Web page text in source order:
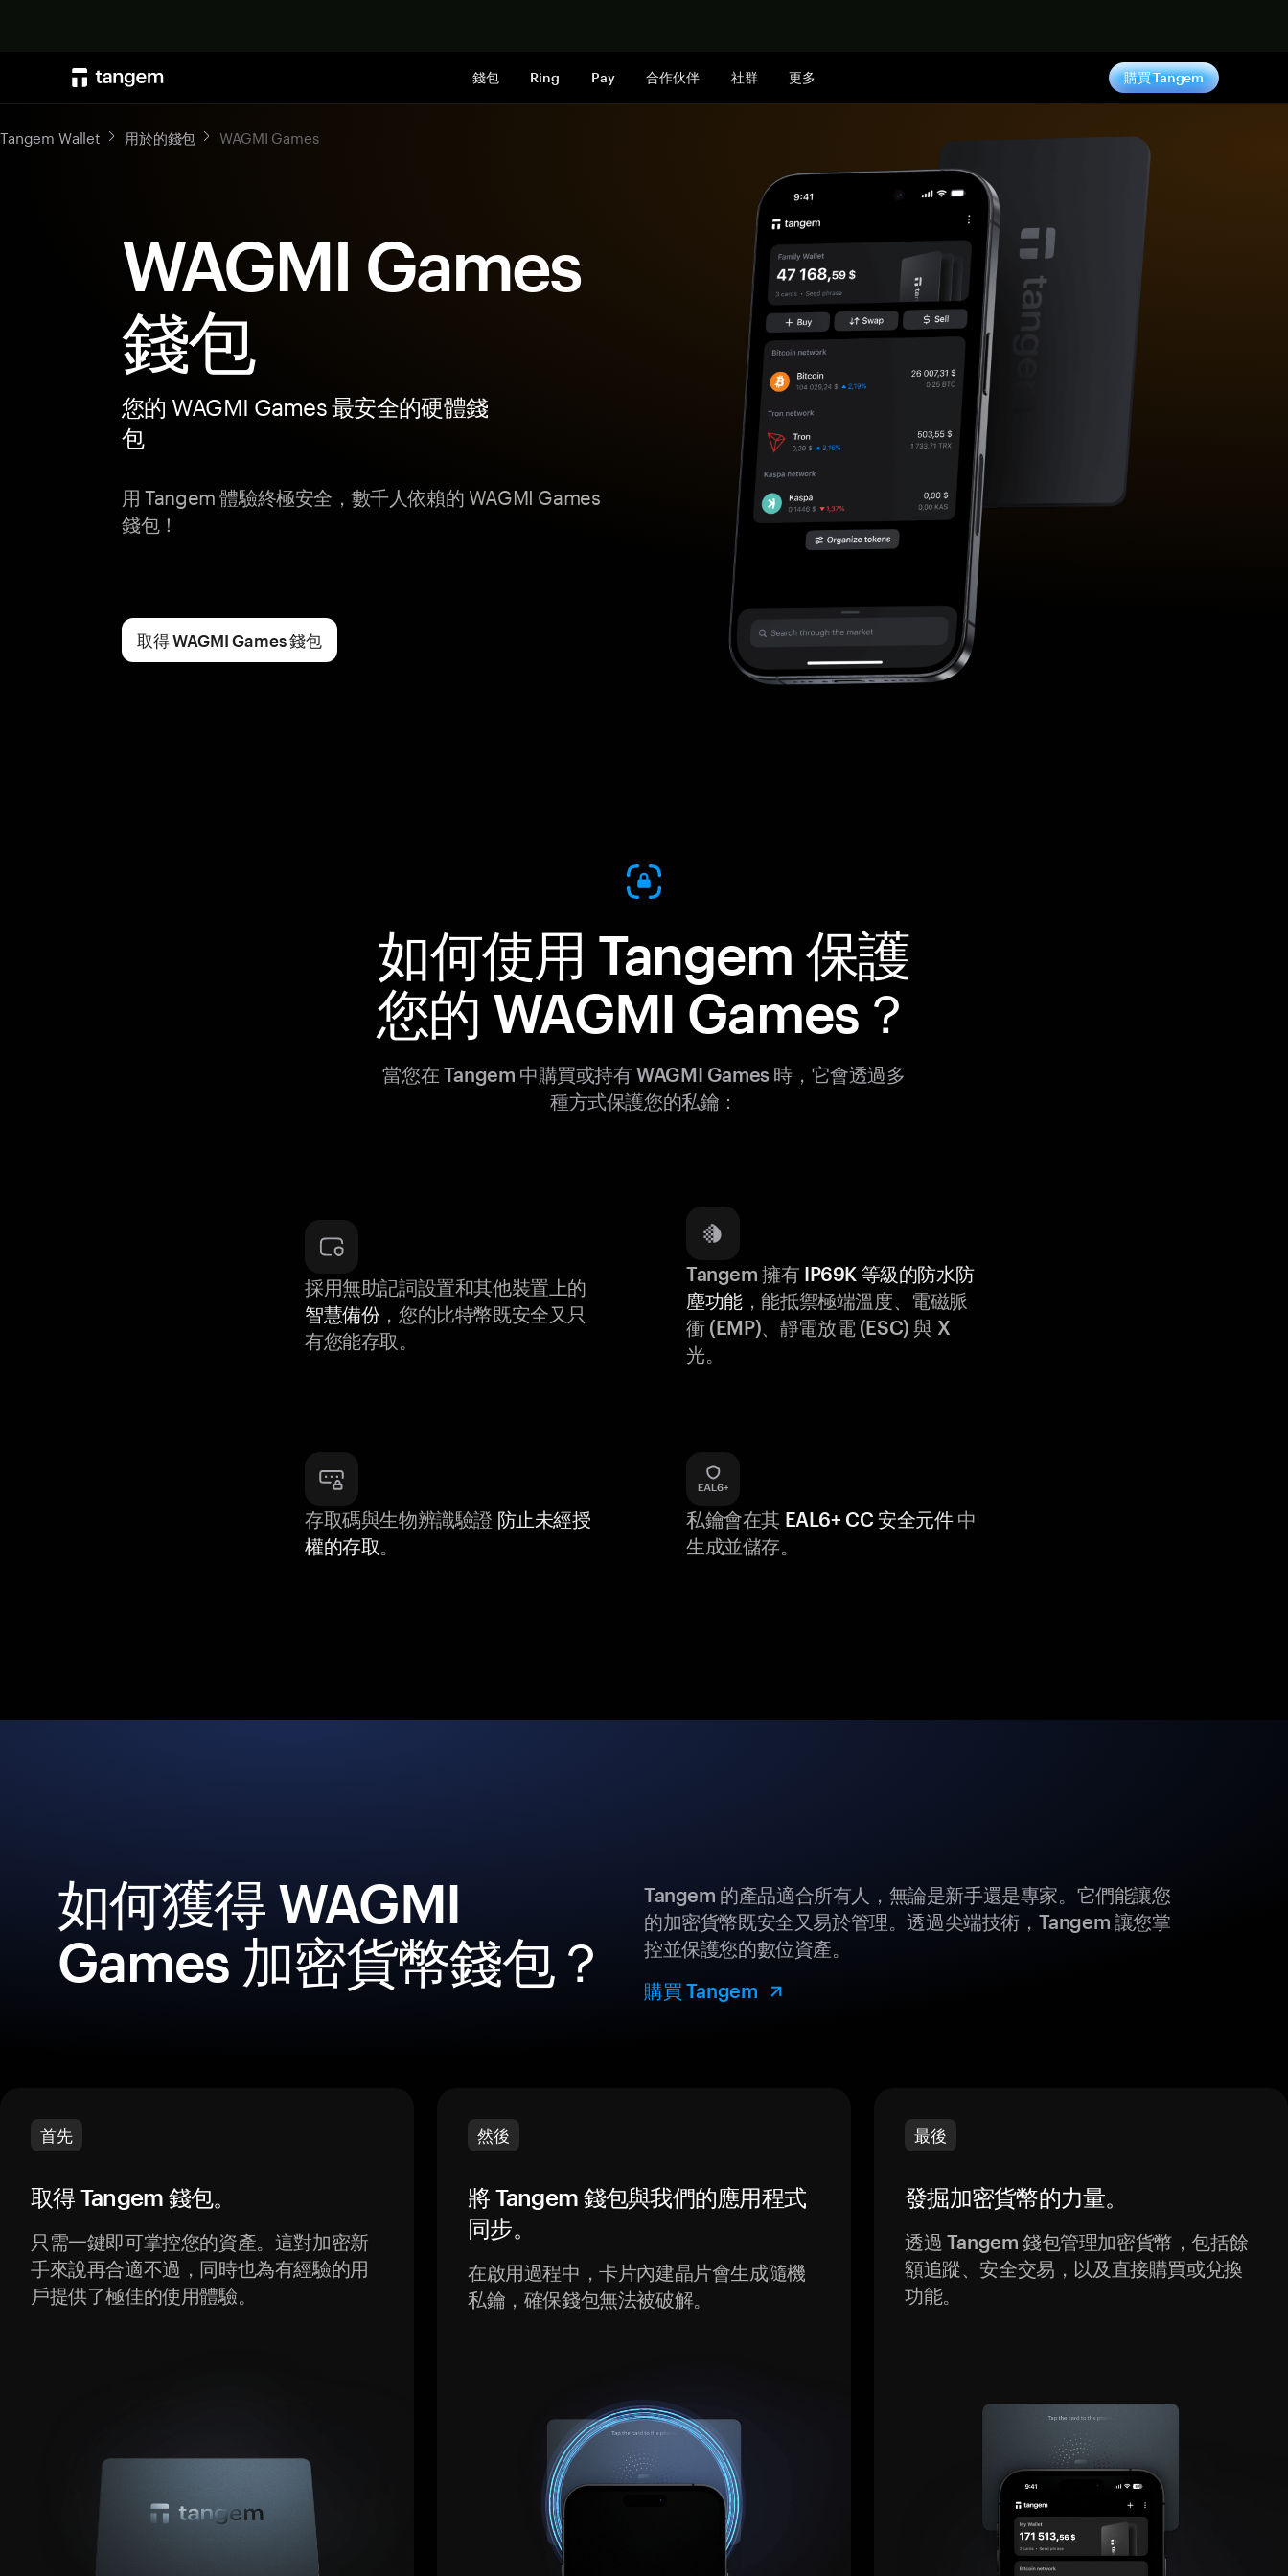
錢包 Ring Pay 合作伙伴 社群 更多 購買 Tangem
Tangem Wallet 用於的錢包 WAGMI Games
WAGMI Games
錢包
您的 WAGMI Games 最安全的硬體錢
包
用 Tangem 體驗終極安全，數千人依賴的 WAGMI Games
錢包！
取得 WAGMI Games 錢包
如何使用 Tangem 保護
您的 WAGMI Games？
當您在 Tangem 中購買或持有 WAGMI Games 時，它會透過多
種方式保護您的私鑰：
採用無助記詞設置和其他裝置上的
智慧備份，您的比特幣既安全又只
有您能存取。
Tangem 擁有 IP69K 等級的防水防
塵功能，能抵禦極端溫度、電磁脈
衝 (EMP)、靜電放電 (ESC) 與 X
光。
存取碼與生物辨識驗證 防止未經授
權的存取。
私鑰會在其 EAL6+ CC 安全元件中
生成並儲存。
如何獲得 WAGMI
Games 加密貨幣錢包？
Tangem 的產品適合所有人，無論是新手還是專家。它們能讓您
的加密貨幣既安全又易於管理。透過尖端技術，Tangem 讓您掌
控並保護您的數位資產。
購買 Tangem
首先
取得 Tangem 錢包。
只需一鍵即可掌控您的資產。這對加密新
手來說再合適不過，同時也為有經驗的用
戶提供了極佳的使用體驗。
然後
將 Tangem 錢包與我們的應用程式
同步。
在啟用過程中，卡片內建晶片會生成隨機
私鑰，確保錢包無法被破解。
最後
發掘加密貨幣的力量。
透過 Tangem 錢包管理加密貨幣，包括餘
額追蹤、安全交易，以及直接購買或兌換
功能。